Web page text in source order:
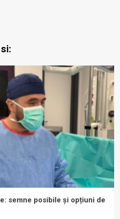
semne posibile și opțiuni de